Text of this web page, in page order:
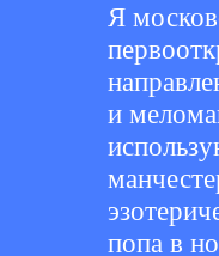
Я
и
попа в